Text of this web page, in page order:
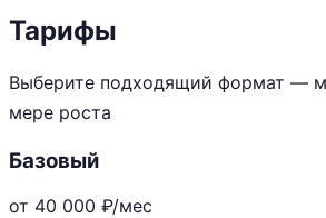
Тарифы
Выберите подходящий формат —
мере роста
Базовый
от 40 000 ₽/мес